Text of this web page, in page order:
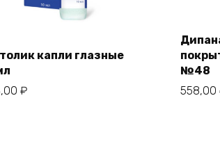
капли глазные
₽
№48
558,00